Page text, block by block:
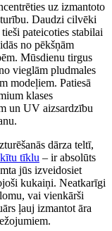
uz izmantoto
Daudzi cilvēki
pateicoties stabilai
no pēkšņām
Mūsdienu tirgus
vieglām pludmales
modeļiem. Patiesā
klases
un UV aizsardzību
dārza teltī,
tīklu – ir absolūts
jūs izveidosiet
kukaiņi. Neatkarīgi
vai vienkārši
ļauj izmantot āra